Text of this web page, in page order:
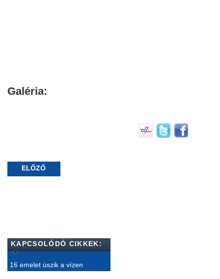
Galéria:
ELŐZŐ
KAPCSOLÓDÓ CIKKEK:
16 emelet úszik a vízen